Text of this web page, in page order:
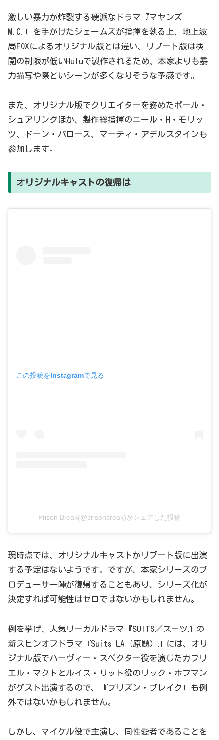
激しい暴力が炸裂する硬派なドラマ『マヤンズ
M.C.』を手がけたジェームズが指揮を執る上、地上波
局FOXによるオリジナル版とは違い、リブート版は検
閲の制限が低いHuluで製作されるため、本家よりも暴
力描写や際どいシーンが多くなりそうな予感です。
また、オリジナル版でクリエイターを務めたポール・
シュアリングほか、製作総指揮のニール・H・モリッ
ツ、ドーン・パローズ、マーティ・アデルスタインも
参加します。
オリジナルキャストの復帰は
この投稿をInstagramで見る
Prison Break(@prisonbreak)がシェアした投稿
現時点では、オリジナルキャストがリブート版に出演
する予定はないようです。ですが、本家シリーズのプ
ロデューサ―陣が復帰することもあり、シリーズ化が
決定すれば可能性はゼロではないかもしれません。
例を挙げ、人気リーガルドラマ『SUITS／スーツ』の
新スピンオフドラマ『Suits LA（原題）』には、オリ
ジナル版でハーヴィー・スペクター役を演じたガブリ
エル・マクトとルイス・リット役のリック・ホフマン
がゲスト出演するので、『プリズン・ブレイク』も例
外ではないかもしれません。
しかし、マイケル役で主演し、同性愛者であることを